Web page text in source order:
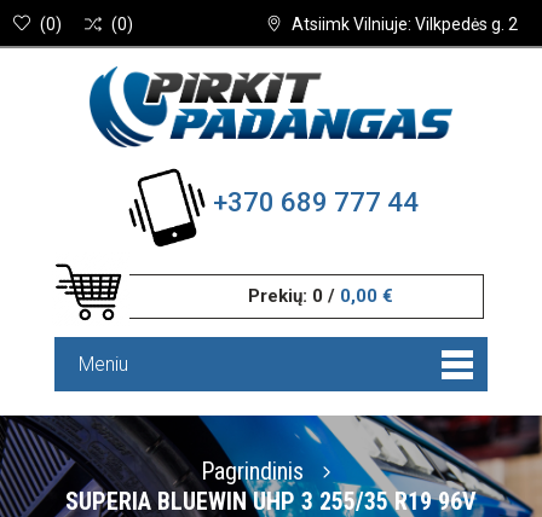
Atsiimk Vilniuje: Vilkpedės g. 2
(0) (0)
+370 689 777 44
Prekių: 0 / 0,00 €
Meniu
Pagrindinis
SUPERIA BLUEWIN UHP 3 255/35 R19 96V